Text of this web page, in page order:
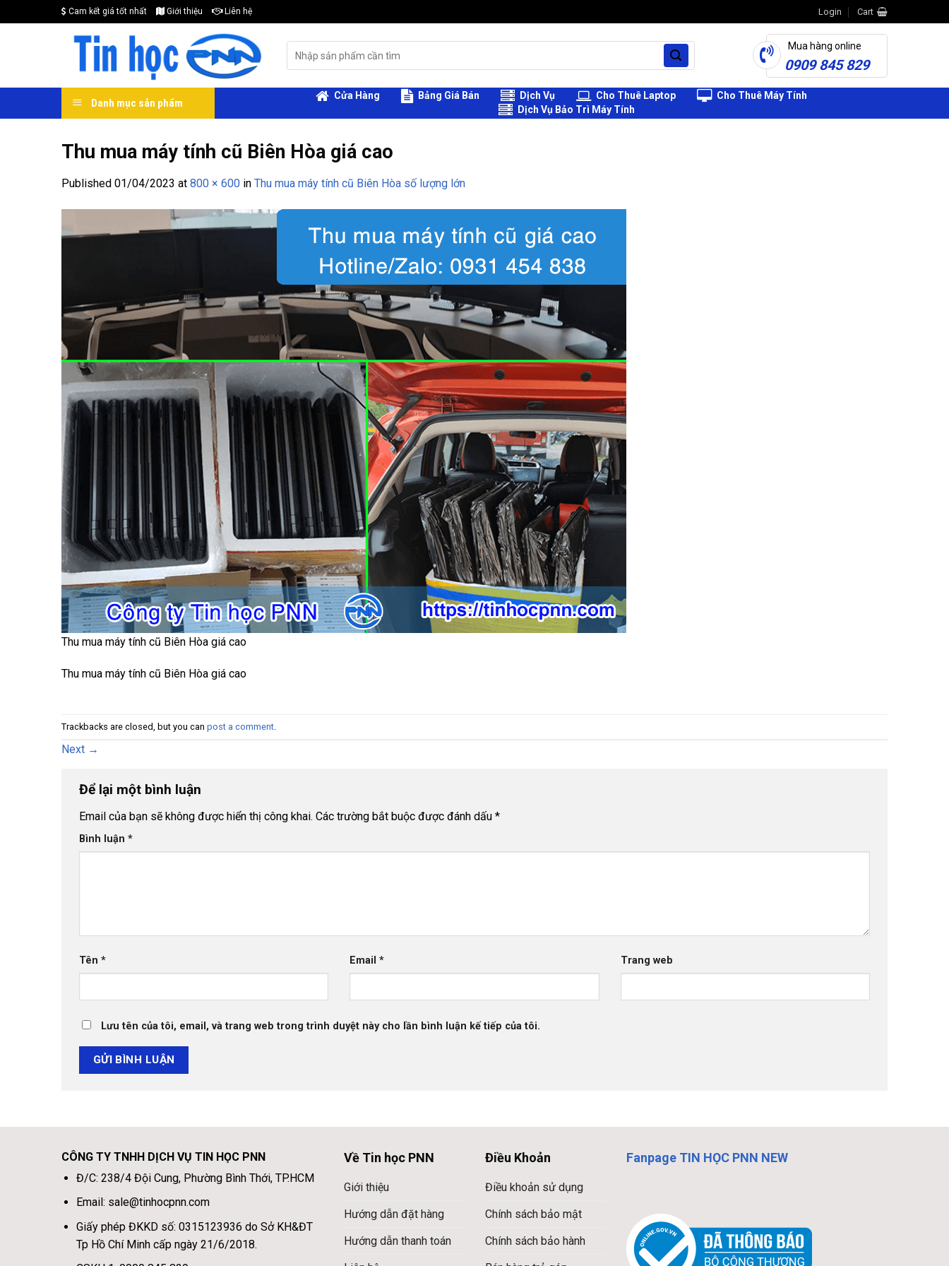
to
Cam kết giá tốt nhất Giới thiệu Liên hệ Login Cart
for:
Mua hàng online
0909 845 829
Danh mục sản phẩm
Cửa Hàng Bảng Giá Bán Dịch Vụ Cho Thuê Laptop
Cho Thuê Máy Tính
Dịch Vụ Bảo Trì Máy Tính
Thu mua máy tính cũ Biên Hòa giá cao
Published 01/04/2023 at 800 × 600 in Thu mua máy tính cũ Biên Hòa số lượng lớn
Thu mua máy tính cũ Biên Hòa giá cao
Thu mua máy tính cũ Biên Hòa giá cao
Trackbacks are closed, but you can post a comment
Next →
Để lại một bình luận
Email của bạn sẽ không được hiển thị công khai. Các trường bắt buộc được đánh dấu *
Bình luận *
Tên * Email* Trang web
Lưu tên của tôi, email, và trang web trong trình duyệt này cho lần bình luận kế tiếp của tôi.
CÔNG TY TNHH DỊCH VỤ TIN HỌC PNN
Đ/C: 238/4 Đội Cung, Phường Bình Thới, TP.HCM
Email: sale@tinhocpnn.com
Giấy phép ĐKKD số: 0315123936 do Sở KH&ĐT
Tp Hồ Chí Minh cấp ngày 21/6/2018.
Về Tin học PNN
Giới thiệu
Hướng dẫn đặt hàng
Hướng dẫn thanh toán
Điều Khoản
Điều khoản sử dụng
Chính sách bảo mật
Chính sách bảo hành
Fanpage TIN HỌC PNN NEW